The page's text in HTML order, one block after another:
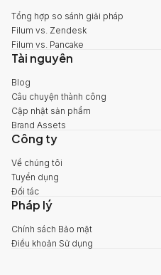
Tổng hợp so sánh giải pháp
Filum vs. Zendesk
Filum vs. Pancake
Tài nguyên
Blog
Câu chuyện thành công
Cập nhật sản phẩm
Brand Assets
Công ty
Về chúng tôi
Tuyển dụng
Đối tác
Pháp lý
Chính sách Bảo mật
Điều khoản Sử dụng